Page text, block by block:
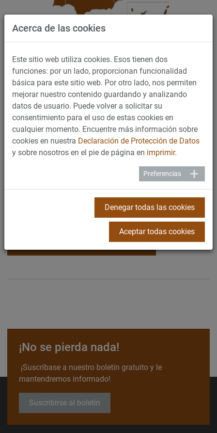
NuestrosColaboradores
Premiumrepresentan
calidad y servicio de primera
clase.
Nuestro sello de calidad para colaboradores premium le
garantiza una selección de productos de alta calidad y un
asesoramiento individual y profesional. Con socios
especialistas en toda España, Portugal y 8 países de
Colombia, Bolivia y Ecuador) que le ofrecen nuestra gama
¡Siempre cerca! Encuentre su colaborador local de forma
¡No se pierda nada!
¡Suscríbase a nuestro boletín gratuito y le
mantendremos informado!
Suscribirse al boletín
Acerca de las cookies
Este sitio web utiliza cookies. Esos tienen dos
funciones: por un lado, proporcionan funcionalidad
básica para este sitio web. Por otro lado, nos permiten
mejorar nuestro contenido guardando y analizando
datos de usuario. Puede volver a solicitar su
consentimiento para el uso de estas cookies en
cualquier momento. Encuentre más información sobre
cookies en nuestra Declaración de Protección de Datos
y sobre nosotros en el pie de página en imprimir.
Preferencias
Denegar todas las cookies
Aceptar todas cookies